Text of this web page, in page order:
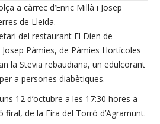
a càrrec d’Enric Millà i Josep
de Lleida.
del restaurant El Dien de
Pàmies, de Pàmies Hortícoles
la Stevia rebaudiana, un edulcorant
a persones diabètiques.
12 d’octubre a les 17:30 hores a
firal, de la Fira del Torró d’Agramunt.